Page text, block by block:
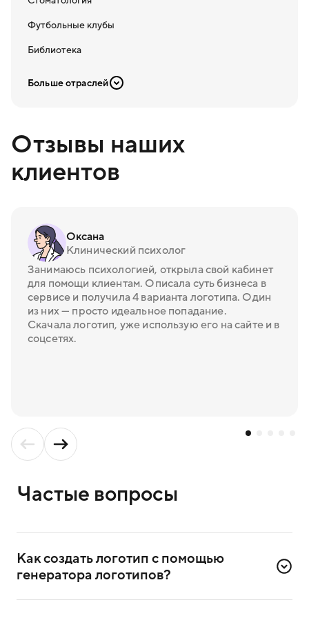
Футбольные клубы
Библиотека
Больше отраслей
Отзывы наших
клиентов
Оксана
Клинический психолог
Занимаюсь психологией, открыла свой кабинет
для помощи клиентам. Описала суть бизнеса в
сервисе и получила 4 варианта логотипа. Один
из них — просто идеальное попадание.
Скачала логотип, уже использую его на сайте и в
соцсетях.
Частые вопросы
Как создать логотип с помощью
генератора логотипов?